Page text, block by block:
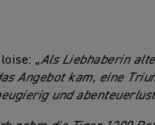
„Als Liebhaberin
Angebot kam, eine
und